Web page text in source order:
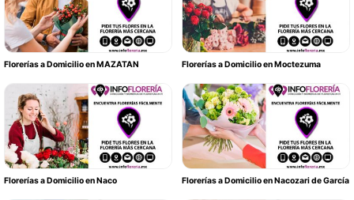
Florerías a Domicilio en MAZATAN Florerías a Domicilio en Moctezuma
Florerías a Domicilio en Naco Florerías a Domicilio en Nacozari de García